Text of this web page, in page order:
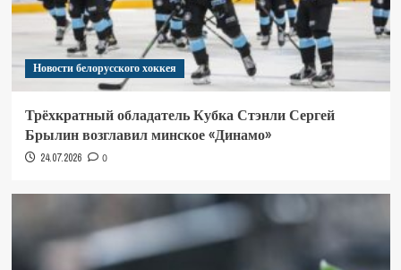
Новости белорусского хоккея
Трёхкратный обладатель Кубка Стэнли Сергей
Брылин возглавил минское «Динамо»
24.07.2026 0